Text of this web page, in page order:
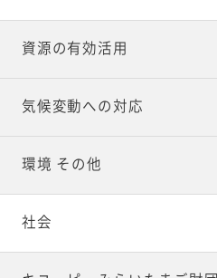
資源の有効活用
気候変動への対応
環境 その他
社会